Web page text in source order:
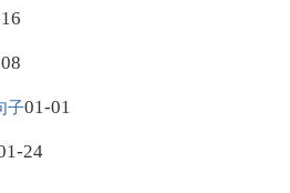
子01-01
24